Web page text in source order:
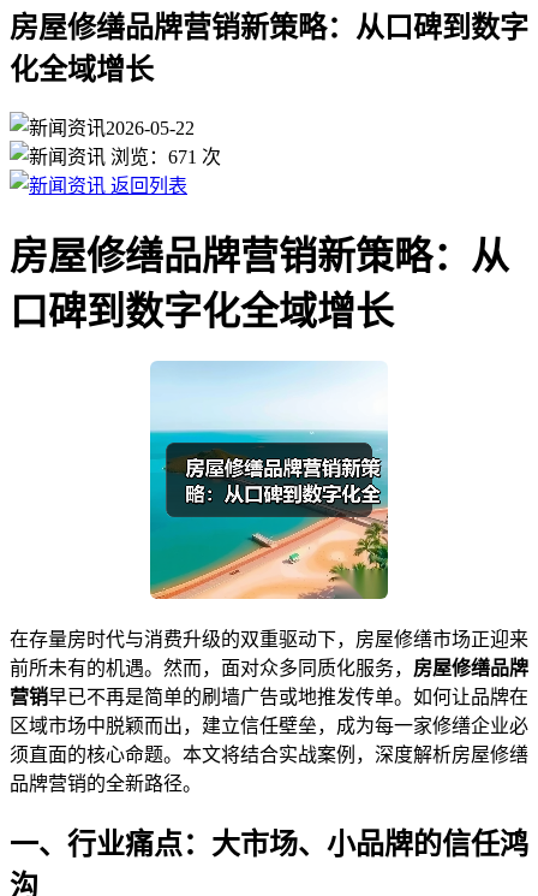
房屋修缮品牌营销新策略：从口碑到数字
化全域增长
2026-05-22
浏览： 671 次
返回列表
房屋修缮品牌营销新策略：从
口碑到数字化全域增长
在存量房时代与消费升级的双重驱动下，房屋修缮市场正迎来
前所未有的机遇。然而，面对众多同质化服务， 房屋修缮品牌
营销早已不再是简单的刷墙广告或地推发传单。如何让品牌在
区域市场中脱颖而出，建立信任壁垒，成为每一家修缮企业必
须直面的核心命题。本文将结合实战案例，深度解析房屋修缮
品牌营销的全新路径。
一、行业痛点：大市场、小品牌的信任鸿
沟